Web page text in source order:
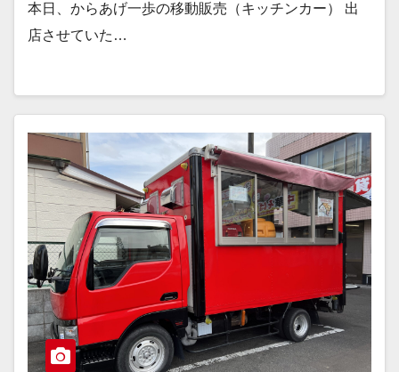
本日、からあげ一歩の移動販売（キッチンカー） 出
店させていた…